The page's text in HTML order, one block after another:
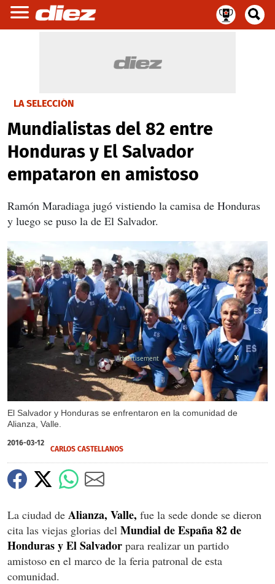
LA SELECCIÓN
Mundialistas del 82 entre
Honduras y El Salvador
empataron en amistoso
Ramón Maradiaga jugó vistiendo la camisa de Honduras
y luego se puso la de El Salvador.
El Salvador y Honduras se enfrentaron en la comunidad de
Alianza, Valle.
X
X
X
X
2016-03-12
CARLOS CASTELLANOS
La ciudad de Alianza, Valle, fue la sede donde se dieron
cita las viejas glorias del Mundial de España 82 de
Honduras y El Salvador para realizar un partido
amistoso en el marco de la feria patronal de esta
comunidad.